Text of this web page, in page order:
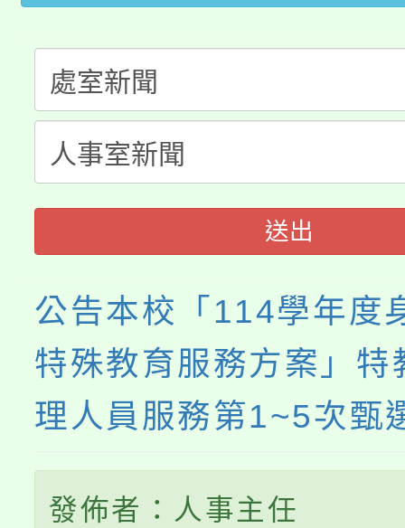
視費優惠，中低收入戶
半價優惠，詳情可洽有
者。
份教師增能研習
大溪自造教育及科技中
份教師研習
淨零綠生活教案入校路
會
送出
公告本校「114學年度
特殊教育服務方案」特
理人員服務第1~5次甄
發佈者：人事主任